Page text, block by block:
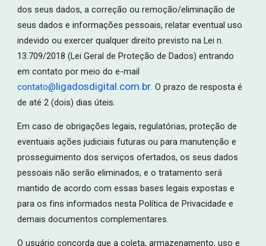
dos seus dados, a correção ou remoção/eliminação de
seus dados e informações pessoais, relatar eventual uso
indevido ou exercer qualquer direito previsto na Lei n.
13.709/2018 (Lei Geral de Proteção de Dados) entrando
em contato por meio do e-mail
contato@ligadosdigital.com.br. O prazo de resposta é
de até 2 (dois) dias úteis.
Em caso de obrigações legais, regulatórias, proteção de
eventuais ações judiciais futuras ou para manutenção e
prosseguimento dos serviços ofertados, os seus dados
pessoais não serão eliminados, e o tratamento será
mantido de acordo com essas bases legais expostas e
para os fins informados nesta Política de Privacidade e
demais documentos complementares.
O usuário concorda que a coleta, armazenamento, uso e